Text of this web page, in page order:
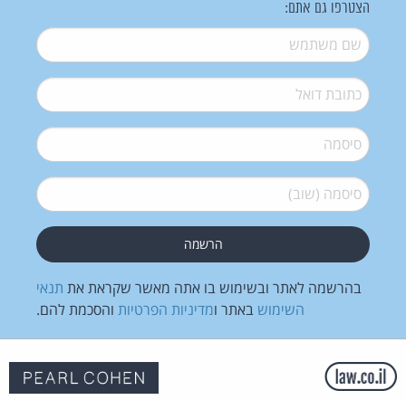
הצטרפו גם אתם:
שם משתמש*
דואל*
סיסמה*
סיסמה (שוב)*
בהרשמה לאתר ובשימוש בו אתה מאשר שקראת את תנאי
השימוש באתר ומדיניות הפרטיות והסכמת להם.